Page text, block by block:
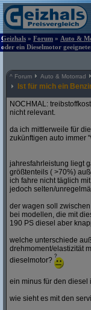
Geizhals » Forum » Auto &
oder ein Dieselmotor
^ Forum Auto & Motorrad
Ist für mich ein
NOCHMAL:
nicht relevant.
da ich mittlerweile für
zukünftigen auto immer
jahresfahrleistung liegt
größtenteils ( >70%)
ich fahre nicht täglich
jedoch selten/
der wagen soll
bei modellen, die mit
190 PS diesel aber
welche unterschiede
drehmoment/elastizität
dieselmotor?
ein minus für den diesel
wie sieht es mit den